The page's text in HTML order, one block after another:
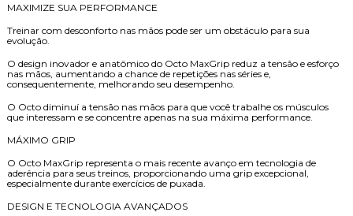
MAXIMIZE SUA PERFORMANCE
Treinar com desconforto nas mãos pode ser um obstáculo para sua
evolução.
O design inovador e anatômico do Octo MaxGrip reduz a tensão e esforço
nas mãos, aumentando a chance de repetições nas séries e,
consequentemente, melhorando seu desempenho.
O Octo diminuí a tensão nas mãos para que você trabalhe os músculos
que interessam e se concentre apenas na sua máxima performance.
MÁXIMO GRIP
O Octo MaxGrip representa o mais recente avanço em tecnologia de
aderência para seus treinos, proporcionando uma grip excepcional,
especialmente durante exercícios de puxada.
DESIGN E TECNOLOGIA AVANÇADOS